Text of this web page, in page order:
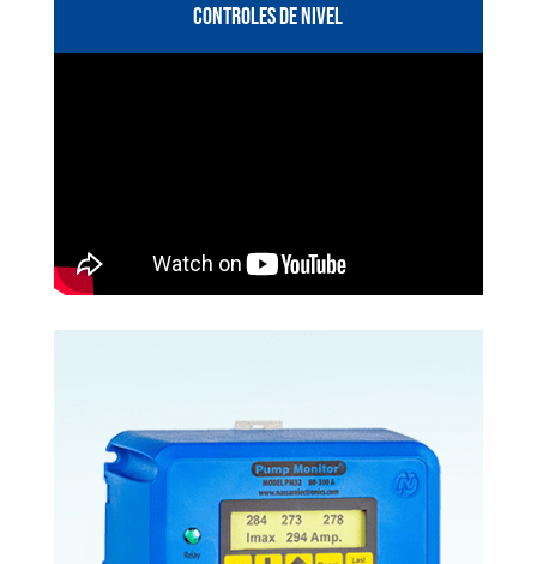
CONTROLES DE NIVEL